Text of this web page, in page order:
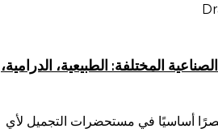
المختلفة: الطبيعية، الدرامية،
أساسيًا في مستحضرات التجميل لأي